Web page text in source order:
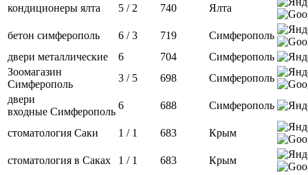
кондиционеры ялта
5 / 2 740 Ялта
бетон симферополь 6 / 3 719
Симферополь
двери металлические
6 704
Симферополь
Зоомагазин
Симферополь
3 / 5 698
Симферополь
двери
входные Симферополь
6 688 Симферополь
стоматология Саки 1 / 1 683 Крым
стоматология в Саках 1 / 1 683 Крым